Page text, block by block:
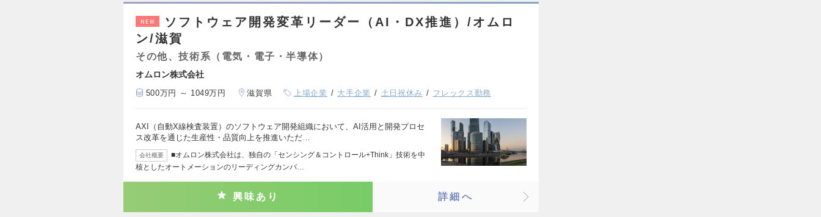
NEW
ソフトウェア開発変革リーダー（AI・DX推進）/オムロ
ン/滋賀
その他、技術系（電気・電子・半導体）
オムロン株式会社
500万円 ～ 1049万円 滋賀県 上場企業 大手企業 土日祝休み フレックス勤務
AXI（自動X線検査装置）のソフトウェア開発組織において、AI活用と開発プロセ
ス改革を通じた生産性・品質向上を推進いただ…
会社概要
■オムロン株式会社は、独自の「センシング＆コントロール+Think」技術を中
核としたオートメーションのリーディングカンパ…
興味あり 詳細へ